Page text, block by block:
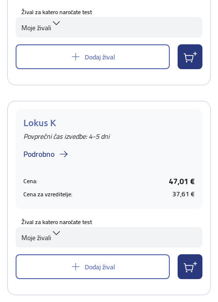
Žival za katero naročate test
Moje živali
Dodaj žival
Lokus K
Povprečni čas izvedbe: 4-5 dni
Podrobno
Cena: 47,01 €
Cena za vzreditelje: 37,61 €
Žival za katero naročate test
Moje živali
Dodaj žival